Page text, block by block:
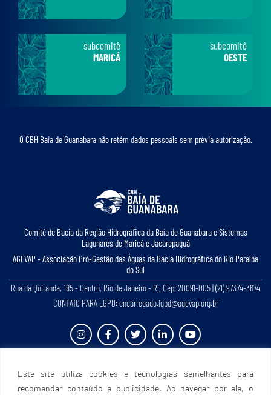
Este site utiliza cookies e tecnologias semelhantes para
recomendar conteúdo e publicidade. Ao navegar por ele, o
subcomitê
MARICÁ
subcomitê
OESTE
O CBH Baía de Guanabara não retém dados pessoais sem prévia autorização.
Comitê de Bacia da Região Hidrográﬁca da Baía de Guanabara e Sistemas
Lagunares de Maricá e Jacarepaguá
AGEVAP - Associação Pró-Gestão das Águas da Bacia Hidrográﬁca do Rio Paraíba
do Sul
Rua da Quitanda, 185 - Centro, Rio de Janeiro - Rj, Cep: 20091-005 | (21) 97374-3674
CONTATO PARA LGPD: encarregado.lgpd@agevap.org.br